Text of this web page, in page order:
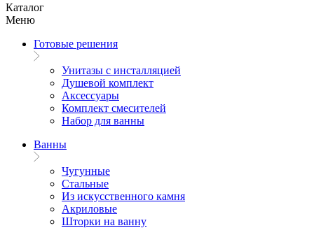
Каталог
Меню
Готовые решения
Унитазы с инсталляцией
Душевой комплект
Аксессуары
Комплект смесителей
Набор для ванны
Ванны
Чугунные
Стальные
Из искусственного камня
Акриловые
Шторки на ванну